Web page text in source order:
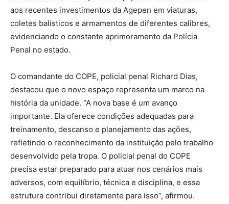
aos recentes investimentos da Agepen em viaturas,
coletes balísticos e armamentos de diferentes calibres,
evidenciando o constante aprimoramento da Polícia
Penal no estado.
O comandante do COPE, policial penal Richard Dias,
destacou que o novo espaço representa um marco na
história da unidade. “A nova base é um avanço
importante. Ela oferece condições adequadas para
treinamento, descanso e planejamento das ações,
refletindo o reconhecimento da instituição pelo trabalho
desenvolvido pela tropa. O policial penal do COPE
precisa estar preparado para atuar nos cenários mais
adversos, com equilíbrio, técnica e disciplina, e essa
estrutura contribui diretamente para isso”, afirmou.